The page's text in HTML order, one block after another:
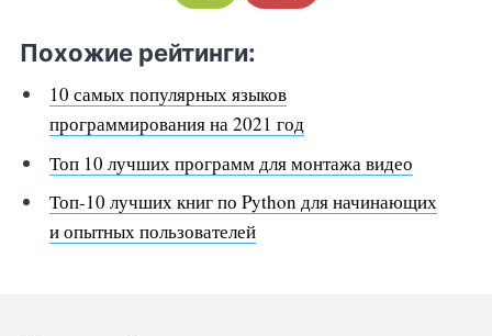
Похожие рейтинги:
10 самых популярных языков
программирования на 2021 год
Топ 10 лучших программ для монтажа видео
Топ-10 лучших книг по Python для начинающих
и опытных пользователей